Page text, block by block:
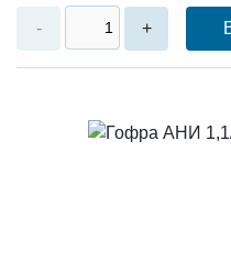
- +